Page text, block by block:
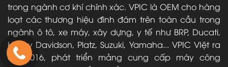
trong ngành cơ khí chính xác. VPIC là OEM cho hàng
loạt các thương hiệu đình đám trên toàn cầu trong
ngành ô tô, xe máy, xây dựng, y tế như BRP, Ducati,
Harley Davidson, Platz, Suzuki, Yamaha... VPIC VIệt ra
đời 2016, phát triển mảng cung cấp máy công